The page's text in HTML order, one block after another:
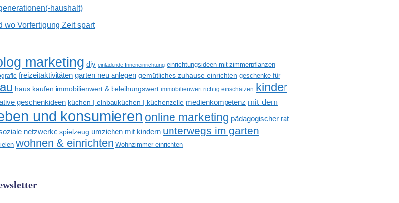
haushalt)
wo Vorfertigung Zeit spart
marketing diy einladende Inneneinrichtung einrichtungsideen mit zimmerpflanzen
freizeitaktivitäten garten neu anlegen gemütliches zuhause einrichten geschenke für
haus kaufen immobilienwert & beleihungswert immobilienwert richtig einschätzen kinder
geschenkideen küchen | einbauküchen | küchenzeile medienkompetenz mit dem
und konsumieren online marketing pädagogischer rat
netzwerke spielzeug umziehen mit kindern unterwegs im garten
wohnen & einrichten Wohnzimmer einrichten